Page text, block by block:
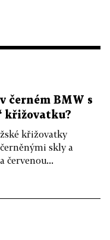
černém BMW s
křižovatku?
křižovatky
skly a
červenou...